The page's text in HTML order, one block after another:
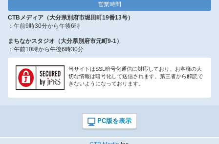
営業時間
CTBメディア（大分県別府市堀田町19番13号）
：午前9時30分から午後6時
まちなかスタジオ（大分県別府市元町9-1）
：午前10時から午後6時30分
当サイトはSSL暗号化通信に対応しており、お客様の大
切な情報は暗号化して送信されます。第三者から解読で
きないようになっております。